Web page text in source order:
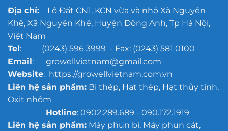
mô
lớn
Địa chỉ:Lô Đất CN1, KCN vừa và nhỏ Xã Nguyên
Khê, Xã Nguyên Khê, Huyện Đông Anh, Tp Hà Nội,
Việt Nam
Tel: (0243) 596 3999 - Fax: (0243) 581 0100
Email: growellvietnam@gmail.com
Website: https://growellvietnam.com.vn
Liên hệ sản phẩm:Bi thép, Hạt thép, Hạt thủy tinh,
Oxit nhôm
Hotline: 0902.289.689 - 090.172.1919
Liên hệ sản phẩm:Máy phun bi, Máy phun cát,